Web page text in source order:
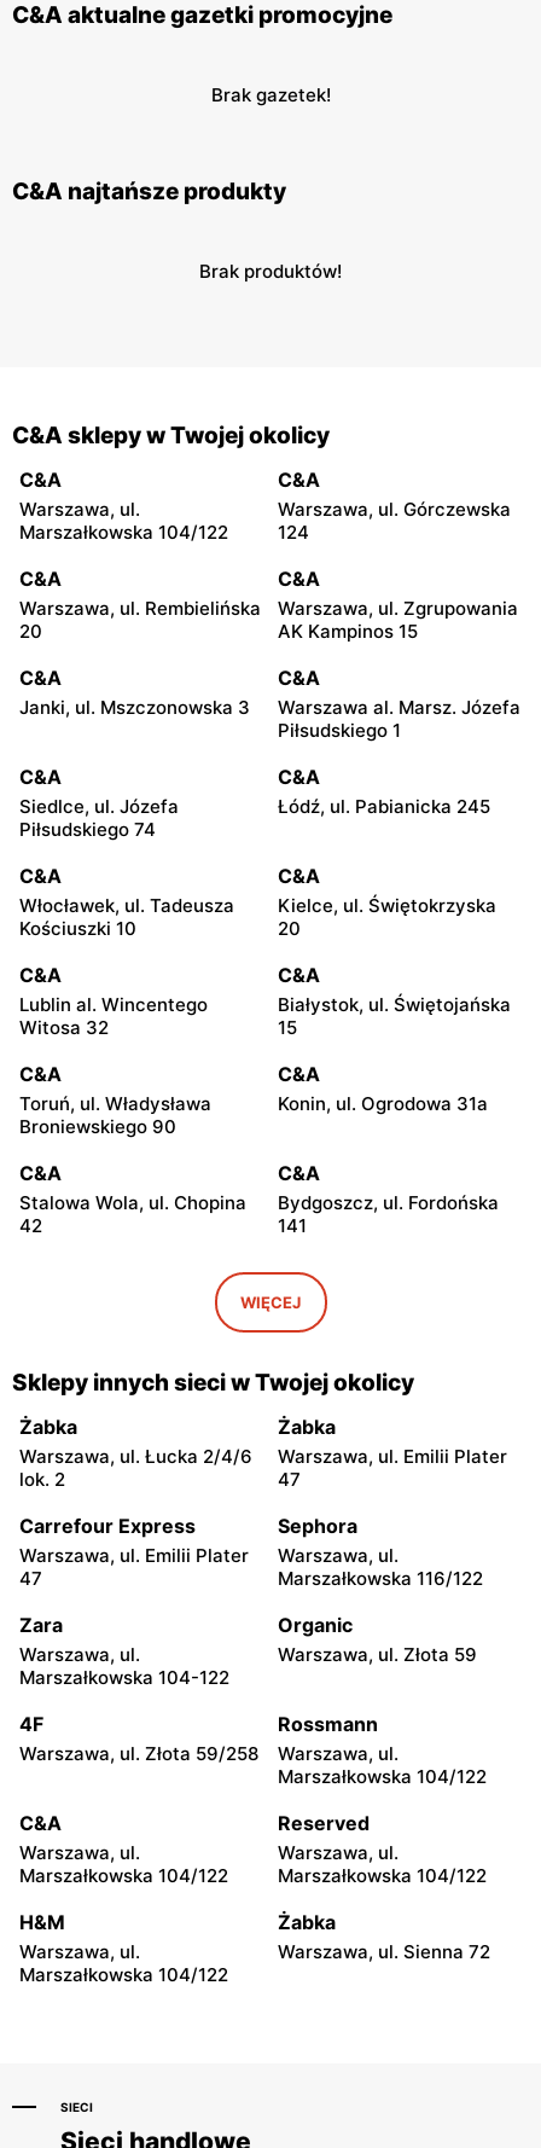
C&A aktualne gazetki promocyjne
Brak gazetek!
C&A najtańsze produkty
Brak produktów!
C&A sklepy w Twojej okolicy
C&A
Warszawa, ul.
Marszałkowska 104/122
C&A
Warszawa, ul. Górczewska
124
C&A
Warszawa, ul. Rembielińska
20
C&A
Warszawa, ul. Zgrupowania
AK Kampinos 15
C&A
Janki, ul. Mszczonowska 3
C&A
Warszawa al. Marsz. Józefa
Piłsudskiego 1
C&A
Siedlce, ul. Józefa
Piłsudskiego 74
C&A
Łódź, ul. Pabianicka 245
C&A
Włocławek, ul. Tadeusza
Kościuszki 10
C&A
Kielce, ul. Świętokrzyska
20
C&A
Lublin al. Wincentego
Witosa 32
C&A
Białystok, ul. Świętojańska
15
C&A
Toruń, ul. Władysława
Broniewskiego 90
C&A
Konin, ul. Ogrodowa 31a
C&A
Stalowa Wola, ul. Chopina
42
C&A
Bydgoszcz, ul. Fordońska
141
Ostrów Wielkopolski, ul.
C&A
Olkusz, ul. Wspólna 1
C&A
Kraków, ul. Stawowa 61
C&A
Kraków, ul. Pawia 5
C&A
Rzeszów al. Józefa
C&A
Sosnowiec, ul. Henryka
C&A
Kraków, ul. Kamieńskiego 11
C&A
Katowice, ul. Chorzowska
C&A
Katowice, ul. 3 Maja 30
C&A
C&A C&A
Opole, ul. Dębowa 1
C&A
Opole, ul. Kopernika 16
C&A
Poznań, ul. Pleszewska 1
Poznań, ul. pl. Wiosny
Ludów 2
Poznań al. Solidarności 47
WIĘCEJ
Sklepy innych sieci w Twojej okolicy
Żabka
Warszawa, ul. Łucka 2/4/6
lok. 2
Żabka
Warszawa, ul. Emilii Plater
47
Carrefour Express
Warszawa, ul. Emilii Plater
47
Sephora
Warszawa, ul.
Marszałkowska 116/122
Zara
Warszawa, ul.
Marszałkowska 104-122
Organic
Warszawa, ul. Złota 59
4F
Warszawa, ul. Złota 59/258
Rossmann
Warszawa, ul.
Marszałkowska 104/122
C&A
Warszawa, ul.
Marszałkowska 104/122
Reserved
Warszawa, ul.
Marszałkowska 104/122
H&M
Warszawa, ul.
Marszałkowska 104/122
Żabka
Warszawa, ul. Sienna 72
SIECI
Sieci handlowe